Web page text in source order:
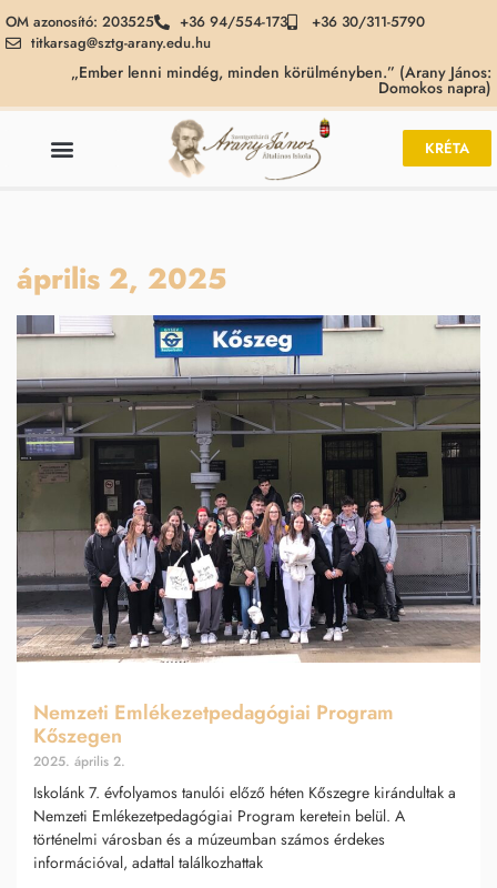
OM azonosító: 203525 +36 94/554-173
+36 30/311-5790
titkarsag@sztg-arany.edu.hu
„Ember lenni mindég, minden körülményben.” (Arany János:
Domokos napra)
KRÉTA
április 2, 2025
Nemzeti Emlékezetpedagógiai Program
Kőszegen
2025. április 2.
Iskolánk 7. évfolyamos tanulói előző héten Kőszegre kirándultak a
Nemzeti Emlékezetpedagógiai Program keretein belül. A
történelmi városban és a múzeumban számos érdekes
információval, adattal találkozhattak